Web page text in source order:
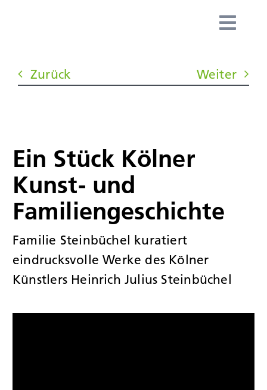
KUNDEN
NEWS &
Zurück Weiter
Ein Stück Kölner
Kunst- und
Familiengeschichte
Familie Steinbüchel kuratiert
eindrucksvolle Werke des Kölner
Künstlers Heinrich Julius Steinbüchel